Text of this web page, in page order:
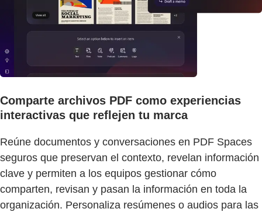
Comparte archivos PDF como experiencias
interactivas que reflejen tu marca
Reúne documentos y conversaciones en PDF Spaces
seguros que preservan el contexto, revelan información
clave y permiten a los equipos gestionar cómo
comparten, revisan y pasan la información en toda la
organización. Personaliza resúmenes o audios para las